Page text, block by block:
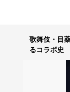
歌舞伎・目
るコラボ史